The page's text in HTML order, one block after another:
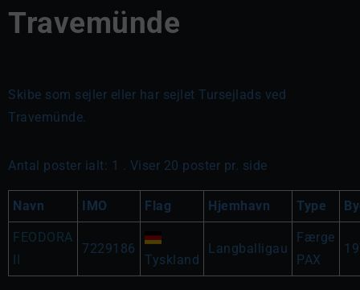
Travemünde
Skibe som sejler eller har sejlet Tursejlads ved
Travemünde.
Antal poster ialt: 1 . Viser 20 poster pr. side
Navn IMO Flag Hjemhavn Type
FEODORA
II
7229186
Tyskland
Langballigau
Færge
PAX